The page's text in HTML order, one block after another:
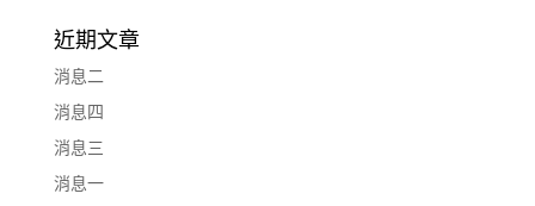
近期文章
消息二
消息四
消息三
消息一